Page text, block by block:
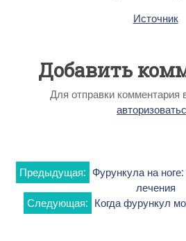
Источник
Добавить
Для отправки комментария
Навигация
по
Предыдущая: Фурункула на
лечения
Следующая: Когда фурункул